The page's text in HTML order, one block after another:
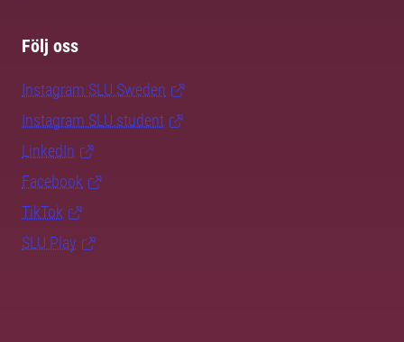
Följ oss
Instagram SLU.Sweden
Instagram SLU.student
LinkedIn
Facebook
TikTok
SLU Play